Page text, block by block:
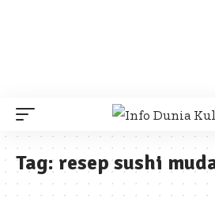
Tag: resep sushi